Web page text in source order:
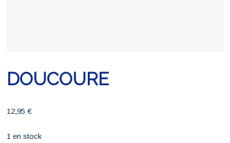
DOUCOURE
12,95€
1 en stock